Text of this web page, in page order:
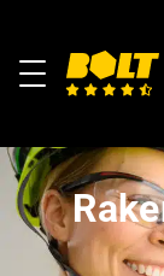
Valikko
etusivulle